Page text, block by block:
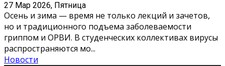
27 Мар 2026, Пятница
Осень и зима — время не только лекций и зачетов,
но и традиционного подъема заболеваемости
гриппом и ОРВИ. В студенческих коллективах вирусы
распространяются мо...
Новости